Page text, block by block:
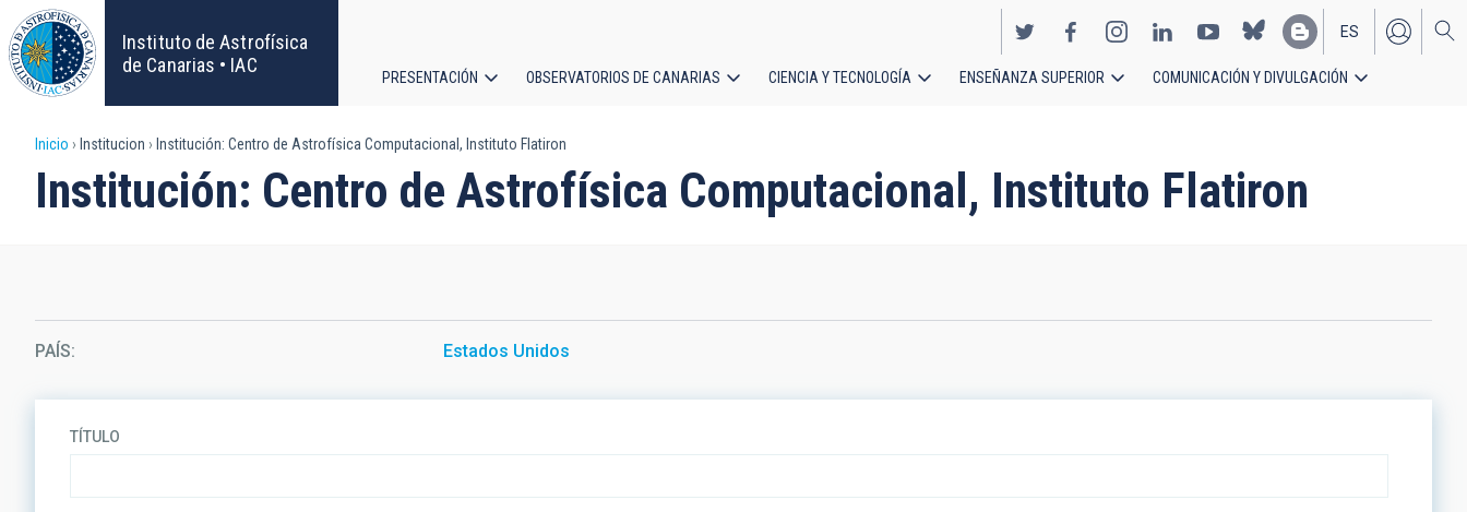
Pasar
al
contenido
principal
Instituto de Astrofísica
de Canarias • IAC
EN
ES
principal
PRESENTACIÓN OBSERVATORIOS DE CANARIAS CIENCIA Y TECNOLOGÍA ENSEÑANZA SUPERIOR COMUNICACIÓN Y DIVULGACIÓN
Sobrescribir
enlaces
a
la
navegación
Inicio Institucion Institución: Centro de Astrofísica Computacional, Instituto Flatiron
Institución: Centro de Astrofísica Computacional, Instituto Flatiron
PAÍS Estados Unidos
TÍTULO